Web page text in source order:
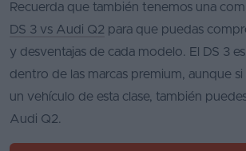
Recuerda que también tenemos una
DS 3 vs Audi Q2 para que puedas
y desventajas de cada modelo. El DS 3
dentro de las marcas premium, aunque si
un vehículo de esta clase, también
Audi Q2.